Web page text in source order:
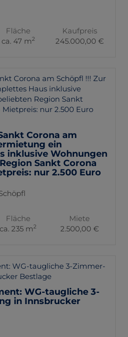
Fläche
ca. 47 m2
Kaufpreis
245.000,00 €
Corona am
ein
inklusive Wohnungen
Sankt Corona
nur 2.500 Euro
Fläche
ca. 235 m2
Miete
2.500,00 €
WG-taugliche 3-
in Innsbrucker